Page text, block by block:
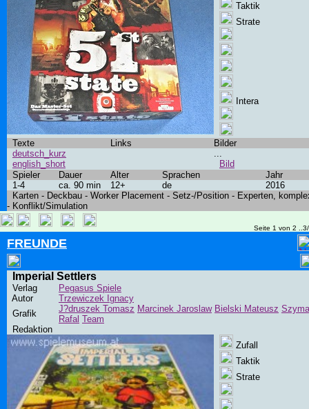
Taktik
Strate
Intera
Texte Links
Bilder
deutsch_kurz
english_short
...
Bild
Spieler
Dauer Alter Sprachen
Jahr
1-4
ca. 90 min 12+ de
2016
Karten - Deckbau - Worker Placement - Setz-/Position - Experten,
- Konflikt/Simulation
Seite 1 von 2
FREUNDE
Imperial Settlers
Verlag
Pegasus Spiele
Autor
Trzewiczek Ignacy
Grafik
J?druszek Tomasz Marcinek Jaroslaw Bielski Mateusz Szyma
Rafal Team
Redaktion
Zufall
Taktik
Strate